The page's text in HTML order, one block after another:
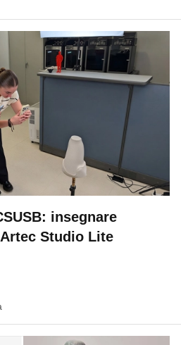
insegnare
Studio Lite